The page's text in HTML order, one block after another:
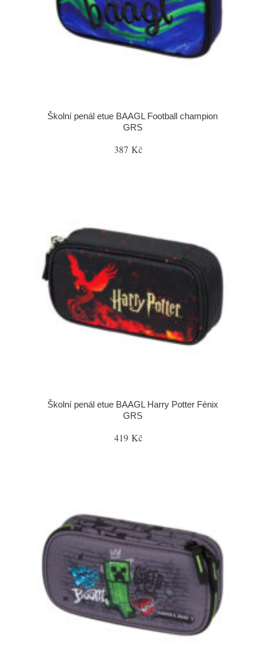
Školní penál etue BAAGL Football champion
GRS
387 Kč
Školní penál etue BAAGL Harry Potter Fénix
GRS
419 Kč